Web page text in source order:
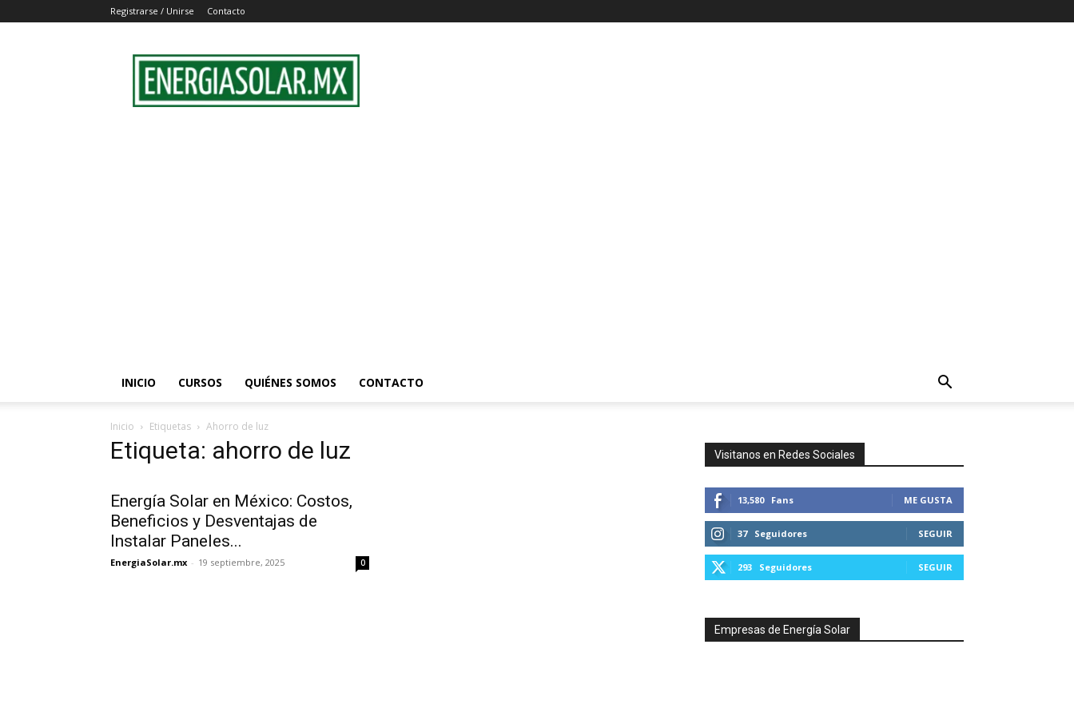
Registrarse / Unirse Contacto
EnergiaSolar.mx
INICIO CURSOS QUIÉNES SOMOS CONTACTO
Inicio Etiquetas Ahorro de luz
Etiqueta: ahorro de luz
Energía Solar en México: Costos,
Beneficios y Desventajas de
Instalar Paneles...
EnergiaSolar.mx - 19 septiembre, 2025 0
Visitanos en Redes Sociales
13,580 Fans ME GUSTA
37 Seguidores SEGUIR
293 Seguidores SEGUIR
Empresas de Energía Solar